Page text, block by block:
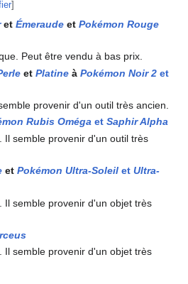
]
et Émeraude et Pokémon Rouge
Peut être vendu à bas prix.
et Platine à Pokémon Noir 2 et
provenir d'un outil très ancien.
Rubis Oméga et Saphir Alpha
Il semble provenir d'un outil très
et Pokémon Ultra-Soleil et Ultra-
Il semble provenir d'un objet très
Il semble provenir d'un objet très